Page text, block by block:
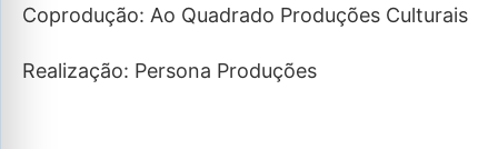
Coprodução: Ao Quadrado Produções Culturais
Realização: Persona Produções